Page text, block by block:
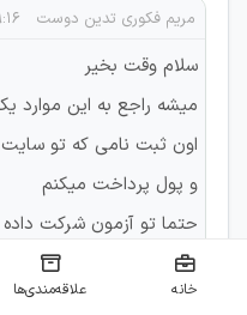
مریم فکوری تدین دوست ۱۹:۱۶
سلام وقت بخیر
میشه راجع به این موارد
اون ثبت نامی که تو
و پول پرداخت میکنم
حتما تو آزمون شرکت
راجع به سوال های آزمون
و چه تعدادی رو با چهخانه علاقه‌مندی‌ها